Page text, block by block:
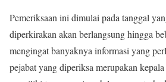
Pemeriksaan ini dimulai pada tanggal
diperkirakan akan berlangsung hingga
mengingat banyaknya informasi yang
pejabat yang diperiksa merupakan